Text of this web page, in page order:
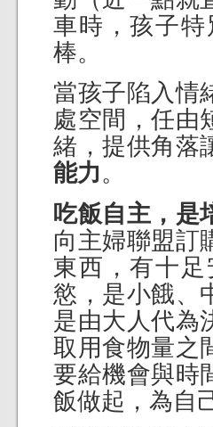
車時，孩子
棒。
當孩子陷入情
處空間，任由
緒，提供角落
能力。
吃飯自主，是
向主婦聯盟訂
東西，有十
慾，是小餓、
是由大人代為
取用食物量之
要給機會與時
飯做起，為自